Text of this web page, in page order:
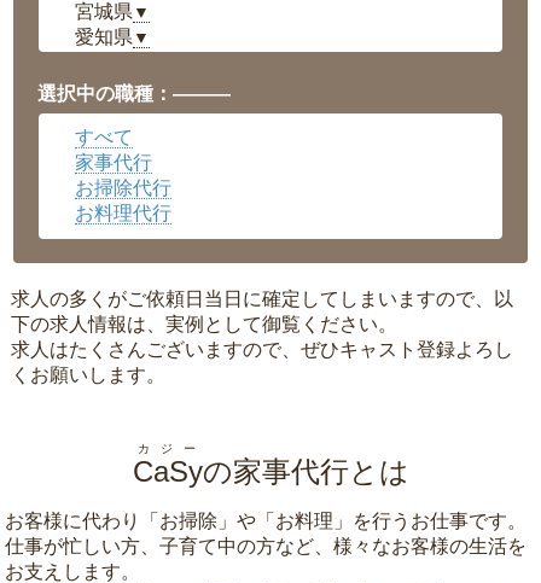
宮城県 ▼
愛知県 ▼
岡山県▼
広島県▼
沖縄県
選択中の職種：———
すべて
家事代行
お掃除代行
お料理代行
求人の多くがご依頼日当日に確定してしまいますので、以
下の求人情報は、実例として御覧ください。
求人はたくさんございますので、ぜひキャスト登録よろし
くお願いします。
CaSy
カジー
の家事代行とは
お客様に代わり「 お掃除 」や「 お料理 」を行うお仕事です。
仕事が忙しい方、子育て中の方など、様々なお客様の生活を
お支えします。